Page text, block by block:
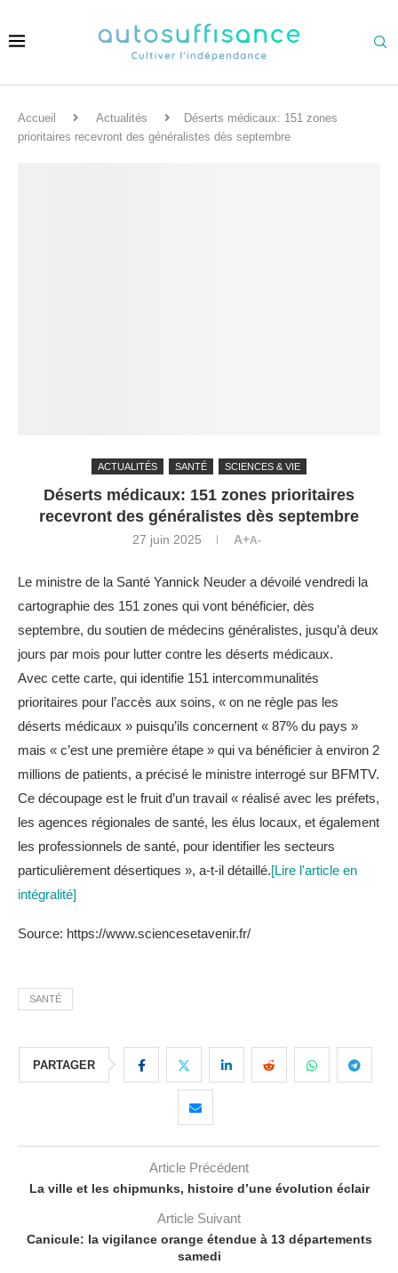
Accueil Actualités
Déserts médicaux: 151 zones
prioritaires recevront des généralistes dès septembre
ACTUALITÉS SANTÉ SCIENCES & VIE
Déserts médicaux: 151 zones prioritaires
recevront des généralistes dès septembre
27 juin 2025 A+A-
Le ministre de la Santé Yannick Neuder a dévoilé vendredi la
cartographie des 151 zones qui vont bénéficier, dès
septembre, du soutien de médecins généralistes, jusqu’à deux
jours par mois pour lutter contre les déserts médicaux.
Avec cette carte, qui identifie 151 intercommunalités
prioritaires pour l’accès aux soins, « on ne règle pas les
déserts médicaux » puisqu’ils concernent « 87% du pays »
mais « c’est une première étape » qui va bénéficier à environ 2
millions de patients, a précisé le ministre interrogé sur BFMTV.
Ce découpage est le fruit d’un travail « réalisé avec les préfets,
les agences régionales de santé, les élus locaux, et également
les professionnels de santé, pour identifier les secteurs
particulièrement désertiques », a-t-il détaillé.[Lire l'article en
intégralité]
Source: https://www.sciencesetavenir.fr/
SANTÉ
PARTAGER
Article Précédent
La ville et les chipmunks, histoire d’une évolution éclair
Article Suivant
Canicule: la vigilance orange étendue à 13 départements
samedi